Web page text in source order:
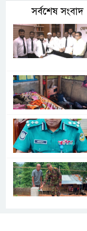
সর্বশেষ সংবাদ